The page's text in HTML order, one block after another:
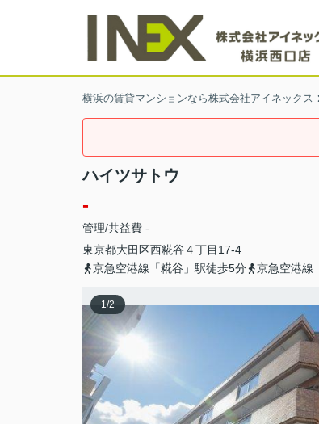
横浜の賃貸マンションなら株式会社アイネックス
ハイツサトウ
-
管理/共益費 -
東京都大田区西糀谷 ４丁目17-4
京急空港線「糀谷」駅徒歩5分
京急空港線
1/2